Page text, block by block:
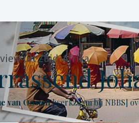
uit Zuid-Afrika
van Oosten[werkzaam bij NBBS]